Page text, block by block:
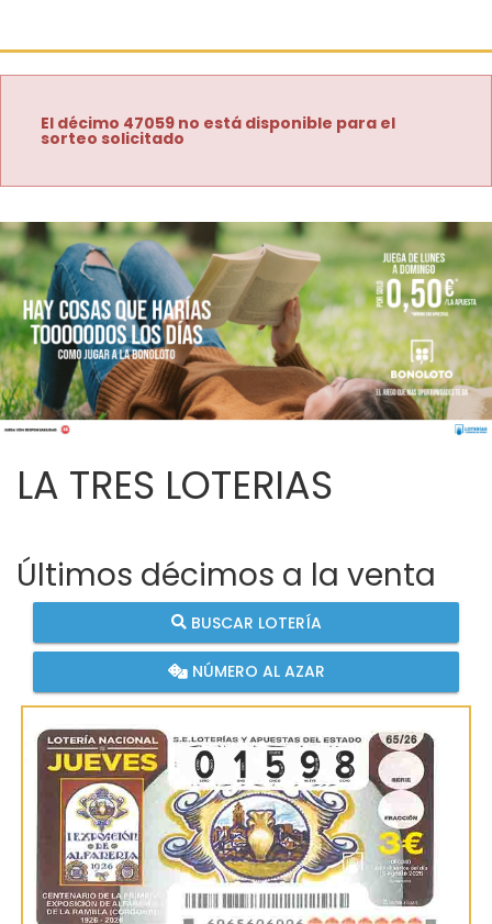
El décimo 47059 no está disponible para el
sorteo solicitado
LA TRES LOTERIAS
Últimos décimos a la venta
BUSCAR LOTERÍA
NÚMERO AL AZAR